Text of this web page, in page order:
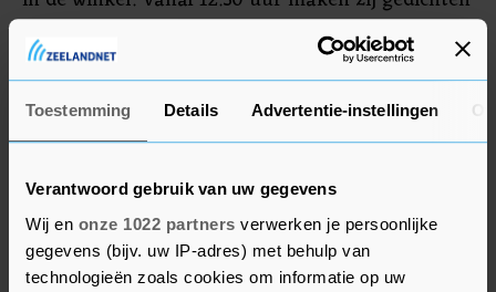
Toestemming Details Advertentie-instellingen
Verantwoord gebruik van uw gegevens
Wij en onze 1022 partners verwerken je persoonlijke
gegevens (bijv. uw IP-adres) met behulp van
technologieën zoals cookies om informatie op uw
op maat voor bezoekers van de winkel.
Paradijs
Zeeuws-Vlaming Wim Jansen presenteert
woensdag 11 maart zijn nieuwe boek ‘O vader wij
zijn samen geweest, verhalen van een overkant’.
Vanaf 15.30 uur vertelt hij over zijn jeugd in het
voormalige gehucht Paradijs in de buurt van